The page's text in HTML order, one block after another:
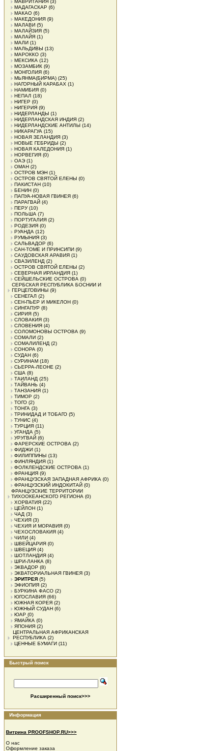
МАВРИТАНИЯ (3)
МАДАГАСКАР (6)
МАКАО (6)
МАКЕДОНИЯ (9)
МАЛАВИ (5)
МАЛАЙЗИЯ (5)
МАЛАЙЯ (1)
МАЛИ (1)
МАЛЬДИВЫ (13)
МАРОККО (3)
МЕКСИКА (12)
МОЗАМБИК (9)
МОНГОЛИЯ (6)
МЬЯНМА(БИРМА) (25)
НАГОРНЫЙ КАРАБАХ (1)
НАМИБИЯ (0)
НЕПАЛ (18)
НИГЕР (0)
НИГЕРИЯ (9)
НИДЕРЛАНДЫ (1)
НИДЕРЛАНДСКАЯ ИНДИЯ (2)
НИДЕРЛАНДСКИЕ АНТИЛЫ (14)
НИКАРАГУА (15)
НОВАЯ ЗЕЛАНДИЯ (3)
НОВЫЕ ГЕБРИДЫ (2)
НОВАЯ КАЛЕДОНИЯ (1)
НОРВЕГИЯ (0)
ОАЭ (1)
ОМАН (2)
ОСТРОВ МЭН (1)
ОСТРОВ СВЯТОЙ ЕЛЕНЫ (0)
ПАКИСТАН (10)
БЕНИН (0)
ПАПУА-НОВАЯ ГВИНЕЯ (6)
ПАРАГВАЙ (4)
ПЕРУ(10)
ПОЛЬША (7)
ПОРТУГАЛИЯ (2)
РОДЕЗИЯ (0)
РУАНДА (12)
РУМЫНИЯ (3)
САЛЬВАДОР (6)
САН-ТОМЕ И ПРИНСИПИ (9)
САУДОВСКАЯ АРАВИЯ (1)
СВАЗИЛЕНД (2)
ОСТРОВ СВЯТОЙ ЕЛЕНЫ (2)
СЕВЕРНАЯ ИРЛАНДИЯ (1)
СЕЙШЕЛЬСКИЕ ОСТРОВА (0)
СЕРБСКАЯ РЕСПУБЛИКА БОСНИИ И
ГЕРЦЕГОВИНЫ (9)
СЕНЕГАЛ (2)
СЕН-ПЬЕР И МИКЕЛОН (0)
СИНГАПУР (8)
СИРИЯ (5)
СЛОВАКИЯ (3)
СЛОВЕНИЯ (4)
СОЛОМОНОВЫ ОСТРОВА (9)
СОМАЛИ (2)
СОМАЛИЛЕНД (2)
СОНОРА (0)
СУДАН (6)
СУРИНАМ (18)
СЬЕРРА-ЛЕОНЕ (2)
США (8)
ТАИЛАНД (25)
ТАЙВАНЬ (4)
ТАНЗАНИЯ (1)
ТИМОР (2)
ТОГО (2)
ТОНГА (3)
ТРИНИДАД И ТОБАГО (5)
ТУНИС (4)
ТУРЦИЯ (11)
УГАНДА (5)
УРУГВАЙ (6)
ФАРЕРСКИЕ ОСТРОВА (2)
ФИДЖИ (1)
ФИЛИППИНЫ (13)
ФИНЛЯНДИЯ (1)
ФОЛКЛЕНДСКИЕ ОСТРОВА (1)
ФРАНЦИЯ (9)
ФРАНЦУЗСКАЯ ЗАПАДНАЯ АФРИКА (0)
ФРАНЦУЗСКИЙ ИНДОКИТАЙ (0)
ФРАНЦУЗСКИЕ ТЕРРИТОРИИ
ТИХООКЕАНСКОГО РЕГИОНА (0)
ХОРВАТИЯ (22)
ЦЕЙЛОН (1)
ЧАД (3)
ЧЕХИЯ (3)
ЧЕХИЯ И МОРАВИЯ (0)
ЧЕХОСЛОВАКИЯ (4)
ЧИЛИ (4)
ШВЕЙЦАРИЯ (0)
ШВЕЦИЯ (4)
ШОТЛАНДИЯ (4)
ШРИ-ЛАНКА (8)
ЭКВАДОР (8)
ЭКВАТОРИАЛЬНАЯ ГВИНЕЯ (3)
ЭРИТРЕЯ (5)
ЭФИОПИЯ (2)
БУРКИНА ФАСО (2)
ЮГОСЛАВИЯ (66)
ЮЖНАЯ КОРЕЯ (2)
ЮЖНЫЙ СУДАН (6)
ЮАР (0)
ЯМАЙКА (0)
ЯПОНИЯ (2)
ЦЕНТРАЛЬНАЯ АФРИКАНСКАЯ
РЕСПУБЛИКА (2)
ЦЕННЫЕ БУМАГИ (11)
Быстрый поиск
Расширенный поиск>>>
Информация
Витрина PROOFSHOP.RU>>>
О нас
Оформление заказа